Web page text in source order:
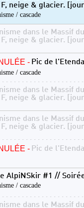
neige & glacier.
/ cascade
dans le Massif
neige & glacier.
- Pic de
/ cascade
dans le Massif
neige & glacier.
dans le Massif
neige & glacier.
- Pic de
AlpiNSkir #1 //
/ cascade
dans le Massif